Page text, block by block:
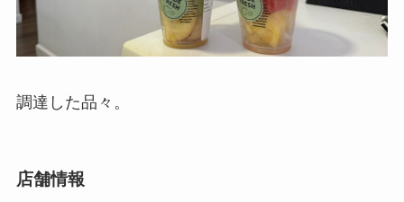
調達した品々。
店舗情報